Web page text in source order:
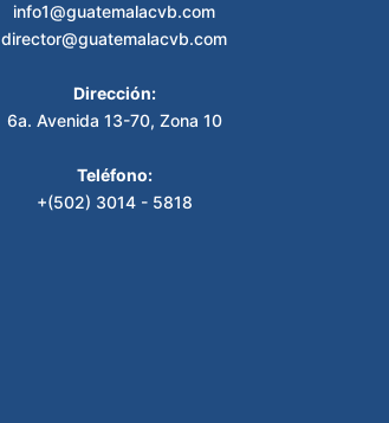
info1@guatemalacvb.com
director@guatemalacvb.com
Dirección:
6a. Avenida 13-70, Zona 10
Teléfono:
+(502) 3014 - 5818